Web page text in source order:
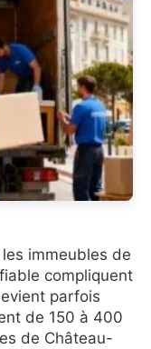
immeubles de
compliquent
parfois
de 150 à 400
de Château-